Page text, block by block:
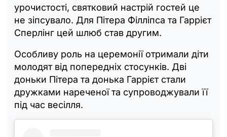
урочистості, святковий настрій гостей це
не зіпсувало. Для Пітера Філліпса та Гаррієт
Сперлінг цей шлюб став другим.
Особливу роль на церемонії отримали діти
молодят від попередніх стосунків. Дві
доньки Пітера та донька Гаррієт стали
дружками нареченої та супроводжували її
під час весілля.